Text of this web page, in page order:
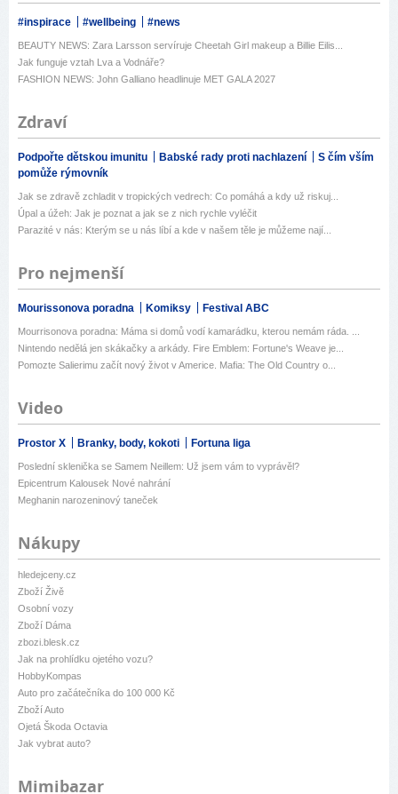
#inspirace #wellbeing #news
BEAUTY NEWS: Zara Larsson servíruje Cheetah Girl makeup a Billie Eilis...
Jak funguje vztah Lva a Vodnáře?
FASHION NEWS: John Galliano headlinuje MET GALA 2027
Zdraví
Podpořte dětskou imunitu Babské rady proti nachlazení
S čím vším
pomůže rýmovník
Jak se zdravě zchladit v tropických vedrech: Co pomáhá a kdy už riskuj...
Úpal a úžeh: Jak je poznat a jak se z nich rychle vyléčit
Parazité v nás: Kterým se u nás líbí a kde v našem těle je můžeme nají...
Pro nejmenší
Mourissonova poradna Komiksy Festival ABC
Mourrisonova poradna: Máma si domů vodí kamarádku, kterou nemám ráda. ...
Nintendo nedělá jen skákačky a arkády. Fire Emblem: Fortune's Weave je...
Pomozte Salierimu začít nový život v Americe. Mafia: The Old Country o...
Video
Prostor X Branky, body, kokoti Fortuna liga
Poslední sklenička se Samem Neillem: Už jsem vám to vyprávěl?
Epicentrum Kalousek Nové nahrání
Meghanin narozeninový taneček
Nákupy
hledejceny.cz
Zboží Živě
Osobní vozy
Zboží Dáma
zbozi.blesk.cz
Jak na prohlídku ojetého vozu?
HobbyKompas
Auto pro začátečníka do 100 000 Kč
Zboží Auto
Ojetá Škoda Octavia
Jak vybrat auto?
Mimibazar